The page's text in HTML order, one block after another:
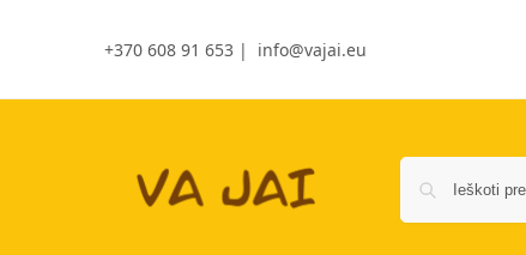
+370 608 91 653 | info@vajai.eu